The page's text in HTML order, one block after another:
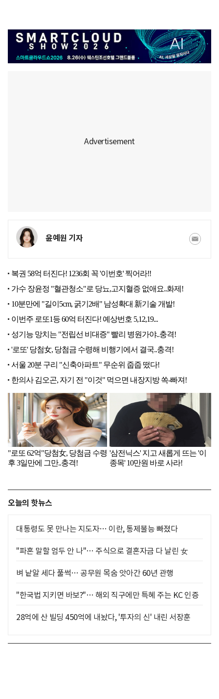
윤예원 기자
오늘의 핫뉴스
대통령도 못 만나는 지도자… 이란, 통제불능 빠졌다
"파혼 말할 엄두 안 나"… 주식으로 결혼자금 다 날린 女
벼 낱알 세다 풀썩… 공무원 목숨 앗아간 60년 관행
"한국법 지키면 바보?"… 해외 직구에만 특혜 주는 KC 인증
28억에 산 빌딩 450억에 내놨다, '투자의 신' 내린 서장훈